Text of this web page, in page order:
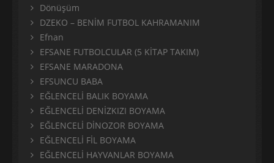
Dönüşüm
DZEKO – BENİM FUTBOL KAHRAMANIM
Efnan
EFSANE FUTBOLCULAR (5 KİTAP TAKIM)
EFSANE MARADONA
EFSUNCU BABA
EĞLENCELİ BALIK BOYAMA
EĞLENCELİ DENİZKIZI BOYAMA
EĞLENCELİ DİNOZOR BOYAMA
EĞLENCELİ FİL BOYAMA
EĞLENCELİ HAYVANLAR BOYAMA